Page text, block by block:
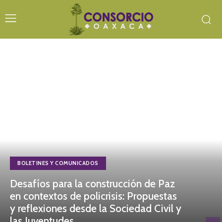
BOLETINES Y COMUNICADOS
Desafíos para la construcción de Paz
en contextos de policrisis: Propuestas
y reflexiones desde la Sociedad Civil y